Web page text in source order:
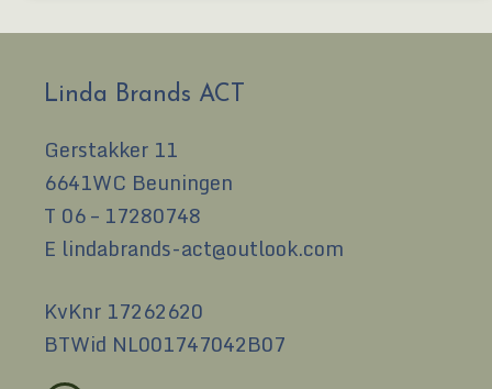
Linda Brands ACT
Gerstakker 11
6641WC Beuningen
T 06 – 17280748
E lindabrands-act@outlook.com
KvKnr 17262620
BTWid NL001747042B07